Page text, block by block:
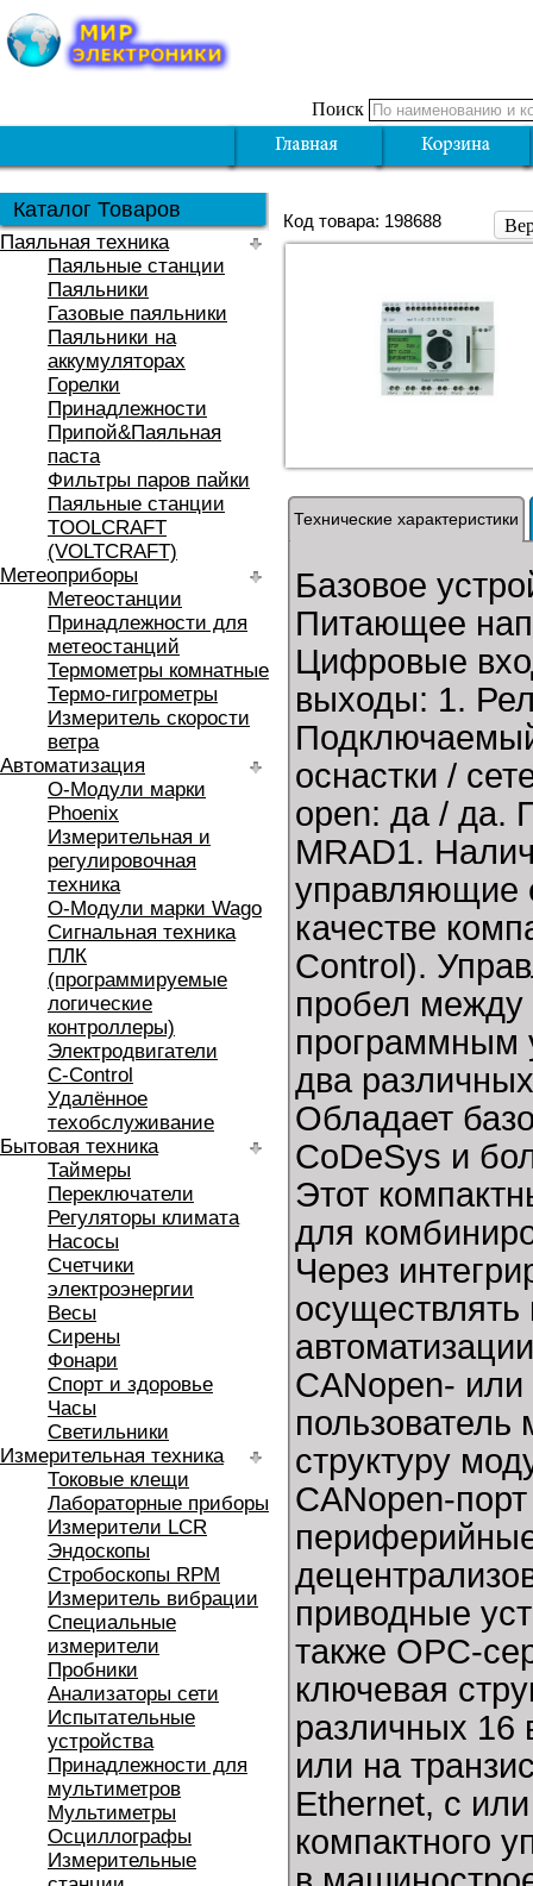
Поиск
Каталог Товаров
Паяльная техника
Паяльные станции
Паяльники
Газовые паяльники
Паяльники на
аккумуляторах
Горелки
Принадлежности
Припой&Паяльная
паста
Фильтры паров пайки
Паяльные станции
TOOLCRAFT
(VOLTCRAFT)
Метеоприборы
Метеостанции
Принадлежности для
метеостанций
Термометры комнатные
Термо-гигрометры
Измеритель скорости
ветра
Автоматизация
O-Модули марки
Phoenix
Измерительная и
регулировочная
техника
O-Модули марки Wago
Сигнальная техника
ПЛК
(программируемые
логические
контроллеры)
Электродвигатели
C-Control
Удалённое
техобслуживание
Бытовая техника
Таймеры
Переключатели
Регуляторы климата
Насосы
Счетчики
электроэнергии
Весы
Сирены
Фонари
Спорт и здоровье
Часы
Светильники
Измерительная техника
Токовые клещи
Лабораторные приборы
Измерители LCR
Эндоскопы
Стробоскопы RPM
Измеритель вибрации
Специальные
измерители
Пробники
Анализаторы сети
Испытательные
устройства
Принадлежности для
мультиметров
Мультиметры
Осциллографы
Измерительные
Код товара: 198688
Технические характеристики
Базовое
Питающее
Цифровые
выходы: 1.
оснастки /
open: да / да.
MRAD1.
управляющие
качестве
Control).
пробел
программным
два
Обладает
CoDeSys и
Этот
для
Через
осуществлять
CANopen- или
пользователь
структуру
CANopen-
приводные
также OPC-
ключевая
различных 16
или на
Ethernet, с
компактного